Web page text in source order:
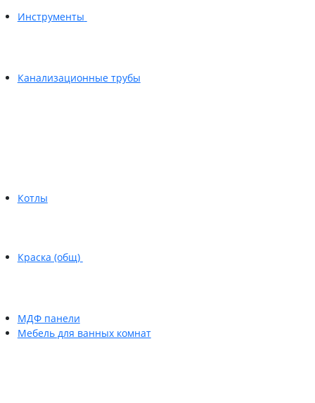
Инструменты
Канализационные трубы
Котлы
Краска (общ)
МДФ панели
Мебель для ванных комнат